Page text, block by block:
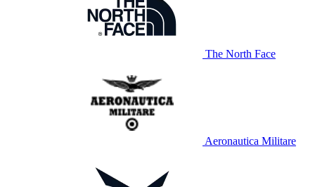
The North Face
Aeronautica Militare